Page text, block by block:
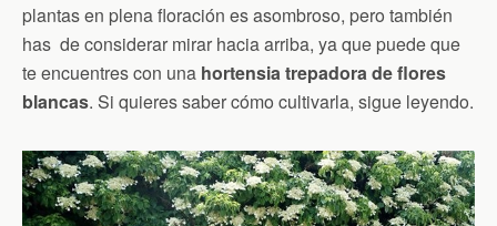
plantas en plena floración es asombroso, pero también
has de considerar mirar hacia arriba, ya que puede que
te encuentres con una hortensia trepadora de flores
blancas. Si quieres saber cómo cultivarla, sigue leyendo.